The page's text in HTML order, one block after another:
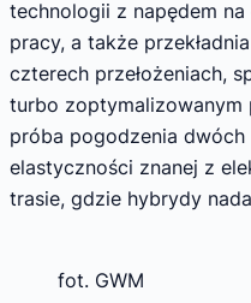
technologii z napędem
pracy, a także
czterech przełożeniach,
turbo zoptymalizowanym
próba pogodzenia
elastyczności znanej z
trasie, gdzie hybrydy
fot. GWM